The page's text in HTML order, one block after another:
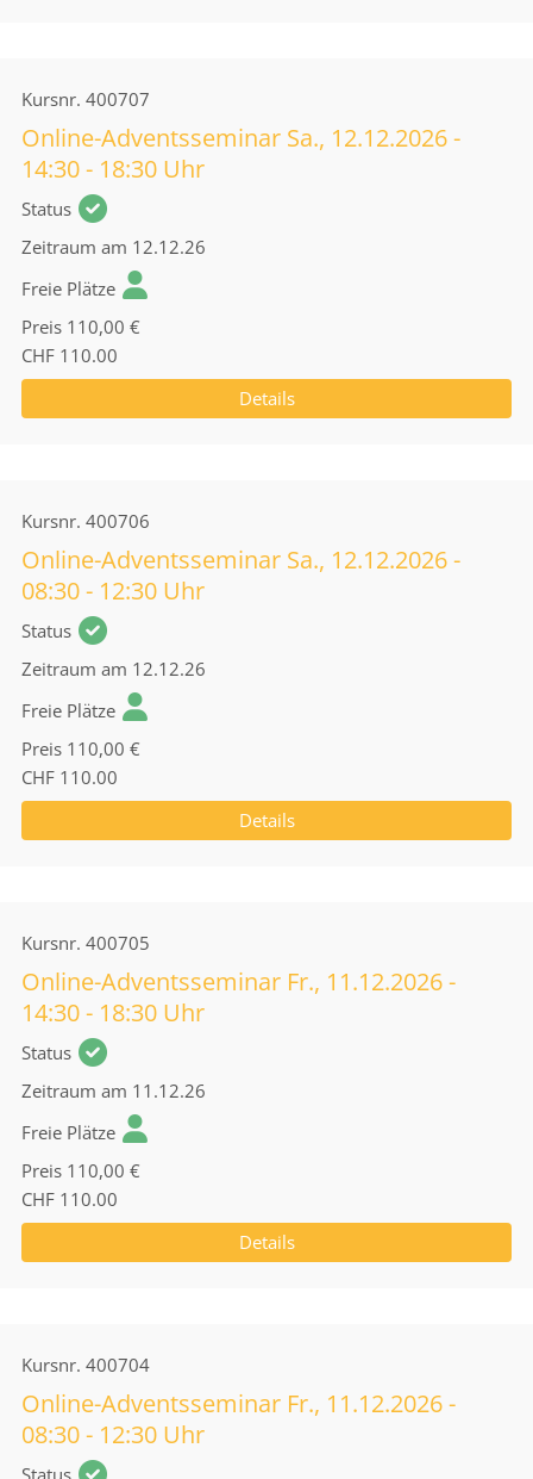
Kursnr. 400707
Online-Adventsseminar Sa., 12.12.2026 -
14:30 - 18:30 Uhr
Status
Zeitraum am 12.12.26
Freie Plätze
Preis 110,00 €
CHF 110.00
Details
Kursnr. 400706
Online-Adventsseminar Sa., 12.12.2026 -
08:30 - 12:30 Uhr
Status
Zeitraum am 12.12.26
Freie Plätze
Preis 110,00 €
CHF 110.00
Details
Kursnr. 400705
Online-Adventsseminar Fr., 11.12.2026 -
14:30 - 18:30 Uhr
Status
Zeitraum am 11.12.26
Freie Plätze
Preis 110,00 €
CHF 110.00
Details
Kursnr. 400704
Online-Adventsseminar Fr., 11.12.2026 -
08:30 - 12:30 Uhr
Status